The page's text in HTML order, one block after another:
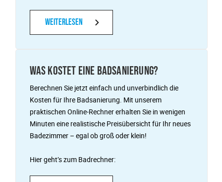
Weiterlesen
WAS KOSTET EINE BADSANIERUNG?
Berechnen Sie jetzt einfach und unverbindlich die
Kosten für Ihre Badsanierung. Mit unserem
praktischen Online-Rechner erhalten Sie in wenigen
Minuten eine realistische Preisübersicht für Ihr neues
Badezimmer – egal ob groß oder klein!
Hier geht’s zum Badrechner: